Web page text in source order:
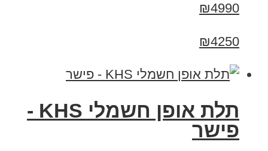
₪4990
₪4250
תלת אופן חשמלי KHS -
פישר